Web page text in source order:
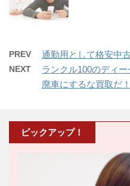
PREV 通勤用として格安中
NEXT
ランクル100のディ
廃車にするな買取だ！
ピックアップ！